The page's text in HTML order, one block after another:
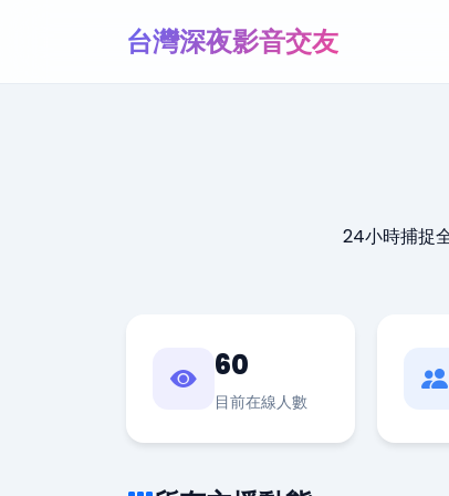
台灣深夜影音交友
24小時捕捉
60
目前在線人數